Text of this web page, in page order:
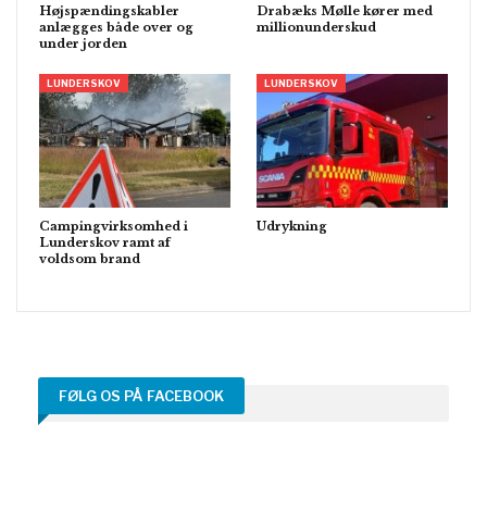
Højspændingskabler
anlægges både over og
under jorden
Drabæks Mølle kører med
millionunderskud
LUNDERSKOV
Campingvirksomhed i
Lunderskov ramt af
voldsom brand
LUNDERSKOV
Udrykning
FØLG OS PÅ FACEBOOK